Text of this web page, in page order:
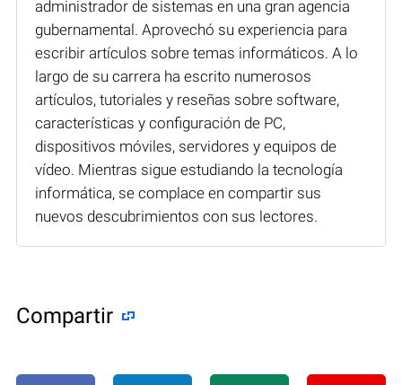
administrador de sistemas en una gran agencia
gubernamental. Aprovechó su experiencia para
escribir artículos sobre temas informáticos. A lo
largo de su carrera ha escrito numerosos
artículos, tutoriales y reseñas sobre software,
características y configuración de PC,
dispositivos móviles, servidores y equipos de
vídeo. Mientras sigue estudiando la tecnología
informática, se complace en compartir sus
nuevos descubrimientos con sus lectores.
Compartir